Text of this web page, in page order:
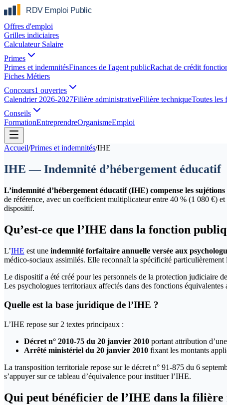
Offres d'emploi
Grilles indiciaires
Calculateur Salaire
Primes
Primes et indemnitésFinances de l'agent publicRachat de crédit
Fiches Métiers
Concours1 ouvertes
Calendrier 2026-2027Filière administrativeFilière techniqueToutes les
Conseils
FormationEntreprendreOrganismeEmploi
Accueil/Primes et indemnités/IHE
IHE — Indemnité d’hébergement éducatif
L’indemnité d’hébergement éducatif (IHE) compense les
de référence, avec un coefficient multiplicateur entre 40 % (1 080 €)
dispositif.
Qu’est-ce que l’IHE dans la fonction
L’IHE est une indemnité forfaitaire annuelle versée aux
médico-sociaux assimilés. Elle reconnaît la spécificité
Le dispositif a été créé pour les personnels de la protection judiciaire
Les psychologues territoriaux affectés dans des fonctions
Quelle est la base juridique de l’IHE ?
L’IHE repose sur 2 textes principaux :
Décret n° 2010-75 du 20 janvier 2010 portant attribution
Arrêté ministériel du 20 janvier 2010 fixant les montants
La transposition territoriale repose sur le décret n° 91-875 du 6
s’appuyer sur ce tableau d’équivalence pour instituer l’IHE.
Qui peut bénéficier de l’IHE dans la filière